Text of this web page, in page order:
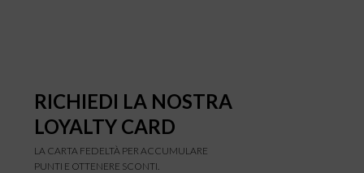
RICHIEDI LA NOSTRA
LOYALTY CARD
LA CARTA FEDELTÀ PER ACCUMULARE
PUNTI E OTTENERE SCONTI.